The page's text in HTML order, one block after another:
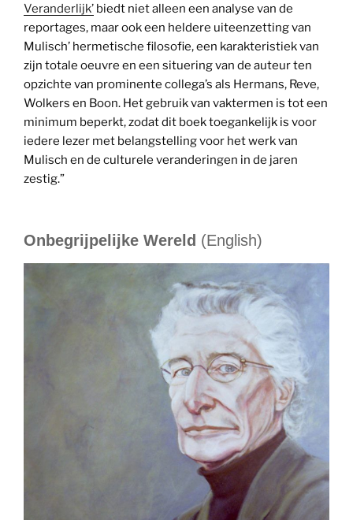
Veranderlijk’ biedt niet alleen een analyse van de
reportages, maar ook een heldere uiteenzetting van
Mulisch’ hermetische filosofie, een karakteristiek van
zijn totale oeuvre en een situering van de auteur ten
opzichte van prominente collega’s als Hermans, Reve,
Wolkers en Boon. Het gebruik van vaktermen is tot een
minimum beperkt, zodat dit boek toegankelijk is voor
iedere lezer met belangstelling voor het werk van
Mulisch en de culturele veranderingen in de jaren
zestig.”
Onbegrijpelijke Wereld (English)